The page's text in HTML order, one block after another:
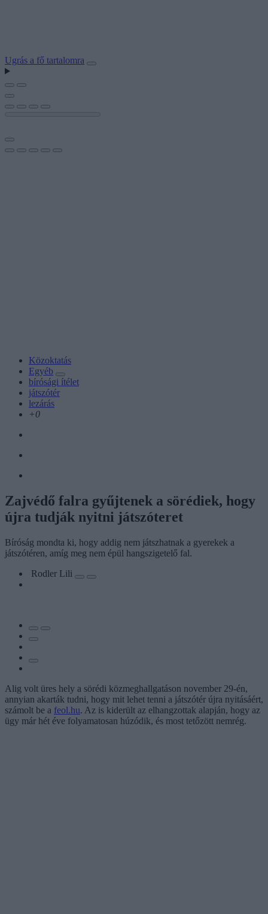
Ugrás a fő tartalomra
Közoktatás
Egyéb
bírósági ítélet
játszótér
lezárás
+0
Zajvédő falra gyűjtenek a sörédiek, hogy
újra tudják nyitni játszóteret
Bíróság mondta ki, hogy addig nem játszhatnak a gyerekek a
játszótéren, amíg meg nem épül hangszigetelő fal.
Rodler Lili
Alig volt üres hely a sörédi közmeghallgatáson november 29-én,
annyian akarták tudni, hogy mit lehet tenni a játszótér újra nyitásáért,
számolt be a feol.hu. Az is kiderült az elhangzottak alapján, hogy az
ügy már hét éve folyamatosan húzódik, és most tetőzött nemrég.